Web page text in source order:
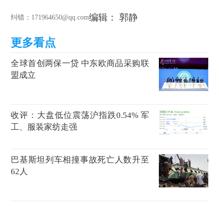
纠错 ：171964650@qq.com编辑： 郭静
全球首创两保一贷 中东欧商品采购联
盟成立
收评：大盘低位震荡沪指跌0.54% 军
工、服装家纺走强
巴基斯坦列车相撞事故死亡人数升至
62人